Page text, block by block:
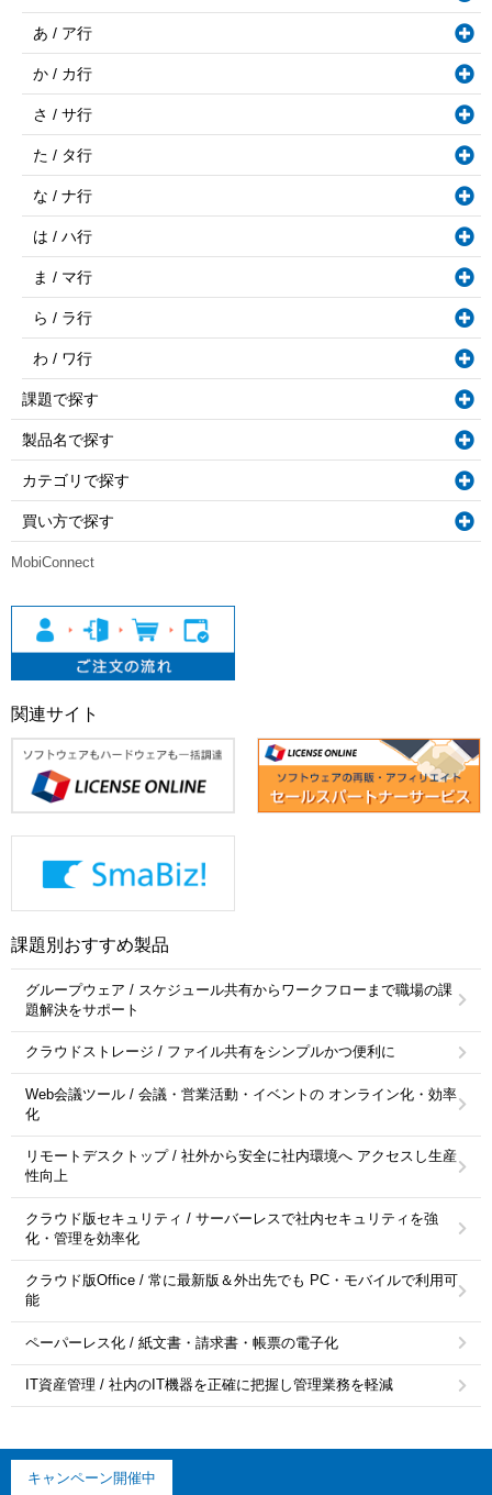
あ / ア行
か / カ行
さ / サ行
た / タ行
な / ナ行
は / ハ行
ま / マ行
ら / ラ行
わ / ワ行
課題で探す
製品名で探す
カテゴリで探す
買い方で探す
MobiConnect
関連サイト
課題別おすすめ製品
グループウェア / スケジュール共有からワークフローまで職場の課
題解決をサポート
クラウドストレージ / ファイル共有をシンプルかつ便利に
Web会議ツール / 会議・営業活動・イベントの オンライン化・効率
化
リモートデスクトップ / 社外から安全に社内環境へ アクセスし生産
性向上
クラウド版セキュリティ / サーバーレスで社内セキュリティを強
化・管理を効率化
クラウド版Office / 常に最新版＆外出先でも PC・モバイルで利用可
能
ペーパーレス化 / 紙文書・請求書・帳票の電子化
IT資産管理 / 社内のIT機器を正確に把握し管理業務を軽減
キャンペーン開催中